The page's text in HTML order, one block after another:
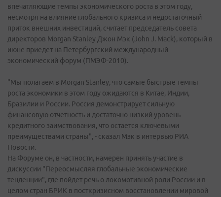
впечатляющие темпы экономического роста в этом году,
несмотря на влияние глобального кризиса и недостаточный
приток внешних инвестиций, считает председатель совета
директоров Morgan Stanley Джон Мэк (John J. Mack), который в
июне приедет на Петербургский международный
экономический форум (ПМЭФ-2010).
"Мы полагаем в Morgan Stanley, что самые быстрые темпы
роста экономики в этом году ожидаются в Китае, Индии,
Бразилии и России. Россия демонстрирует сильную
финансовую отчетность и достаточно низкий уровень
кредитного заимствования, что остается ключевыми
преимуществами страны", - сказал Мэк в интервью РИА
Новости.
На Форуме он, в частности, намерен принять участие в
дискуссии "Переосмысляя глобальные экономические
тенденции", где пойдет речь о локомотивной роли России и в
целом стран БРИК в посткризисном восстановлении мировой